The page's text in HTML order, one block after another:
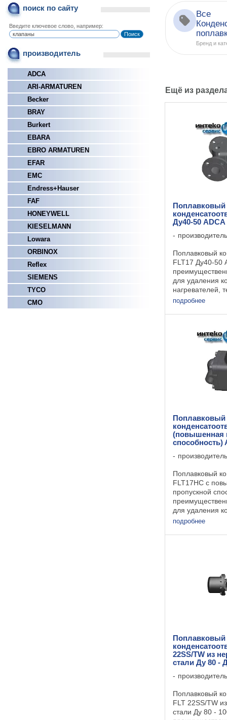
поиск по сайту
Введите ключевое слово, например:
производитель
ADCA
ARI-ARMATUREN
Becker
BRAY
Burkert
EBARA
EBRO ARMATUREN
EFAR
EMC
Endress+Hauser
FAF
HONEYWELL
KIESELMANN
Lowara
ORBINOX
Reflex
SIEMENS
TYCO
СМО
Все
Бренд и
Ещё из
Поплавковый
Ду40-50 ADCA
Поплавковый
FLT17 Ду40-50
для удаления
нагревателей,
сушилок,
непрерывным
подробнее
Поплавковый
(повышенная
способность)
Поплавковый
FLT17HC с
пропускной
для удаления
нагревателей,
другого
подробнее
Поплавковый
22SS/TW из
стали Ду 80 -
Поплавковый
FLT 22SS/TW
стали Ду 80 -